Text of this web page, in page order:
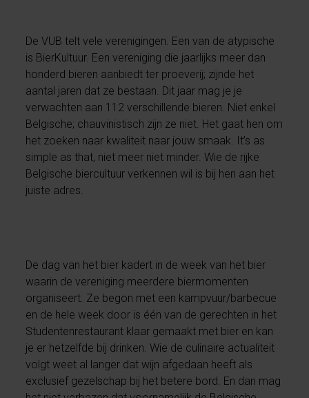
De VUB telt vele verenigingen. Een van de atypische
is BierKultuur. Een vereniging die jaarlijks meer dan
honderd bieren aanbiedt ter proeverij; zijnde het
aantal jaren dat ze bestaan. Dit jaar mag je je
verwachten aan 112 verschillende bieren. Niet enkel
Belgische; chauvinistisch zijn ze niet. Het gaat hen om
het zoeken naar kwaliteit naar jouw smaak. It’s as
simple as that, niet meer niet minder. Wie de rijke
Belgische biercultuur verkennen wil is bij hen aan het
juiste adres.
De dag van het bier kadert in de week van het bier
waarin de vereniging meerdere biermomenten
organiseert. Ze begon met een kampvuur/barbecue
en de hele week door is één van de gerechten in het
Studentenrestaurant klaar gemaakt met bier en kan
je er hetzelfde bij drinken. Wie de culinaire actualiteit
volgt weet al langer dat wijn afgedaan heeft als
exclusief gezelschap bij het betere bord. En dan mag